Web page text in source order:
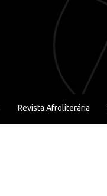
Revista Afroliterária